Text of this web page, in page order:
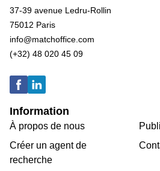
37-39 avenue Ledru-Rollin
75012 Paris
info@matchoffice.com
(+32) 48 020 45 09
Information
À propos de nous
Créer un agent de
recherche